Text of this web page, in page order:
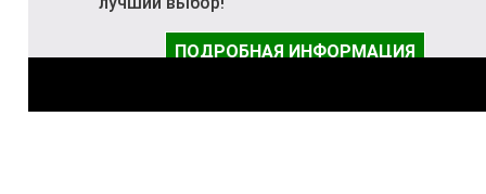
ПОДРОБНАЯ ИНФОРМАЦИЯ